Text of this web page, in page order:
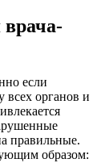
врача-
если
органов и
правильные.
образом: